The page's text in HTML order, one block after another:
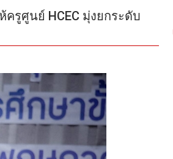
รูศูนย์ HCEC มุ่งยกระดับ